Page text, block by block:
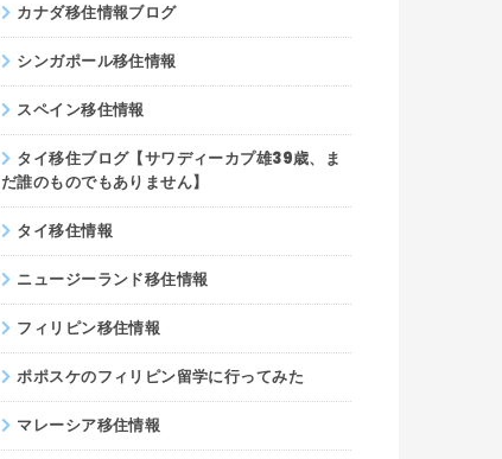
カナダ移住情報ブログ
シンガポール移住情報
スペイン移住情報
タイ移住ブログ【サワディーカプ雄39歳、ま
だ誰のものでもありません】
タイ移住情報
ニュージーランド移住情報
フィリピン移住情報
ポポスケのフィリピン留学に行ってみた
マレーシア移住情報